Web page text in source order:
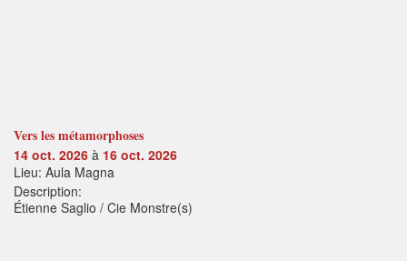
Vers les métamorphoses
14 oct. 2026 à 16 oct. 2026
Lieu: Aula Magna
Description:
Étienne Saglio / Cie Monstre(s)